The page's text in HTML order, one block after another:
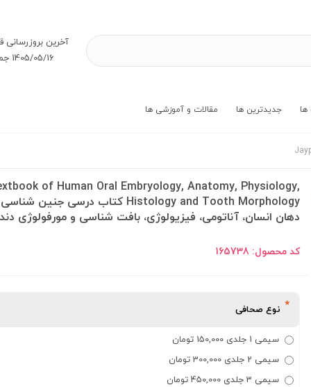
آخرین بروز‌رسانی
1405/05/16 جمعه
جدیدترین ها مقالات و آموزشی ها
of Human Oral Embryology, Anatomy, Physiology,
Histology and Tooth Morphology کتاب درسی جنین شناسی
دهان انسان، آناتومی، فیزیولوژی، بافت شناسی و مورفولوژی
کد محصول: 165738
نوع صحافی
سیمی 1 جلدی 150,000 تومان
سیمی 2 جلدی 300,000 تومان
سیمی 3 جلدی 450,000 تومان